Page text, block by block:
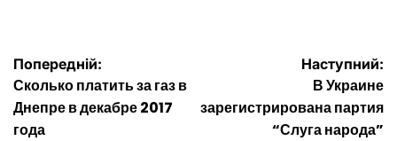
Навігація
записів
Попередній:
Сколько платить за газ в
Днепре в декабре 2017
года
Наступний:
В Украине
зарегистрирована партия
“Слуга народа”